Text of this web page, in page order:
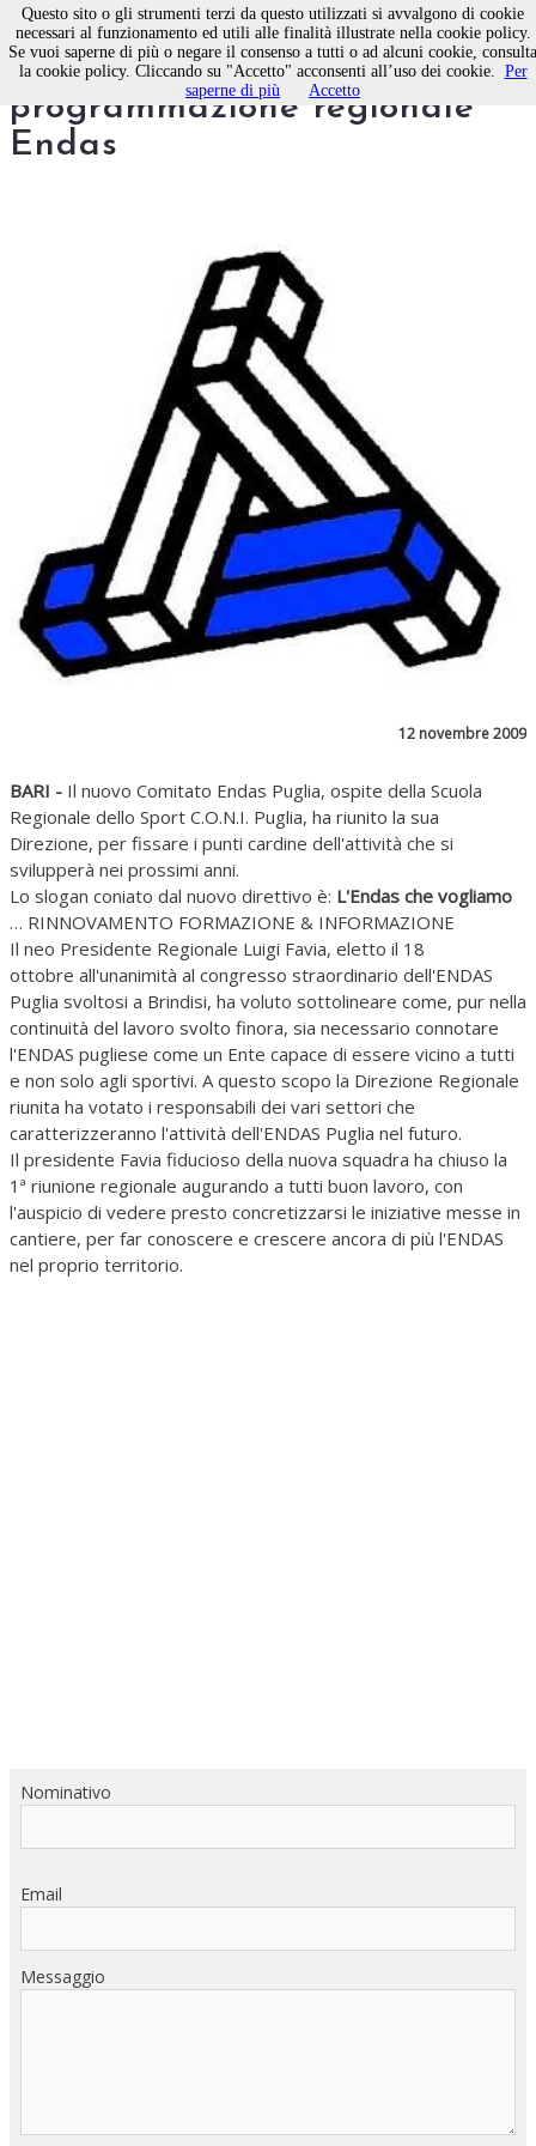
Bari, parte la nuova
programmazione regionale
Endas
12 novembre 2009
BARI - Il nuovo Comitato Endas Puglia, ospite della Scuola
Regionale dello Sport C.O.N.I. Puglia, ha riunito la sua
Direzione, per fissare i punti cardine dell'attività che si
svilupperà nei prossimi anni.
Lo slogan coniato dal nuovo direttivo è: L'Endas che vogliamo
… RINNOVAMENTO FORMAZIONE & INFORMAZIONE
Il neo Presidente Regionale Luigi Favia, eletto il 18
ottobre all'unanimità al congresso straordinario dell'ENDAS
Puglia svoltosi a Brindisi, ha voluto sottolineare come, pur nella
continuità del lavoro svolto finora, sia necessario connotare
l'ENDAS pugliese come un Ente capace di essere vicino a tutti
e non solo agli sportivi. A questo scopo la Direzione Regionale
riunita ha votato i responsabili dei vari settori che
caratterizzeranno l'attività dell'ENDAS Puglia nel futuro.
Il presidente Favia fiducioso della nuova squadra ha chiuso la
1ª riunione regionale augurando a tutti buon lavoro, con
l'auspicio di vedere presto concretizzarsi le iniziative messe in
cantiere, per far conoscere e crescere ancora di più l'ENDAS
nel proprio territorio.
Nominativo
Email
Messaggio
Questo sito o gli strumenti terzi da questo utilizzati si avvalgono di cookie
necessari al funzionamento ed utili alle finalità illustrate nella cookie policy.
Se vuoi saperne di più o negare il consenso a tutti o ad alcuni cookie, consulta
la cookie policy. Cliccando su "Accetto" acconsenti all’uso dei cookie. Per
saperne di più
Accetto